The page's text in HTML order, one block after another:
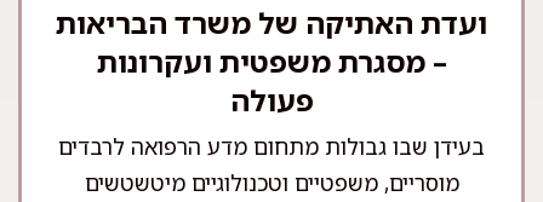
ועדת האתיקה של משרד הבריאות
– מסגרת משפטית ועקרונות
פעולה
בעידן שבו גבולות מתחום מדע הרפואה לרבדים
מוסריים, משפטיים וטכנולוגיים מיטשטשים